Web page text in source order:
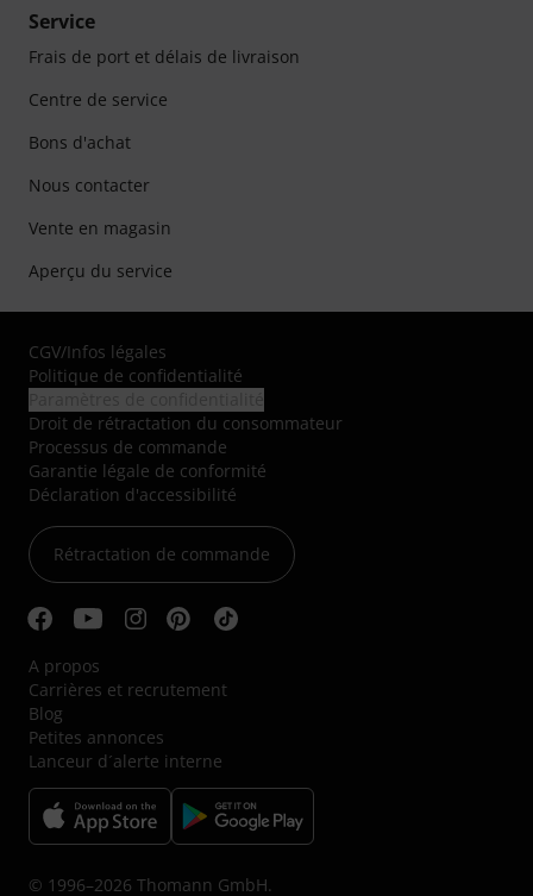
Service
Frais de port et délais de livraison
Centre de service
Bons d'achat
Nous contacter
Vente en magasin
Aperçu du service
CGV/Infos légales
Politique de confidentialité
Droit de rétractation du consommateur
Processus de commande
Garantie légale de conformité
Déclaration d'accessibilité
Rétractation de commande
A propos
Carrières et recrutement
Blog
Petites annonces
Lanceur d´alerte interne
© 1996–2026 Thomann GmbH.